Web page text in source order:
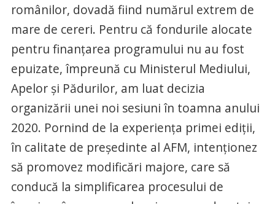
românilor, dovadă fiind numărul extrem de
mare de cereri. Pentru că fondurile alocate
pentru finanţarea programului nu au fost
epuizate, împreună cu Ministerul Mediului,
Apelor și Pădurilor, am luat decizia
organizării unei noi sesiuni în toamna anului
2020. Pornind de la experiența primei ediții,
în calitate de preşedinte al AFM, intenţionez
să promovez modificări majore, care să
conducă la simplificarea procesului de